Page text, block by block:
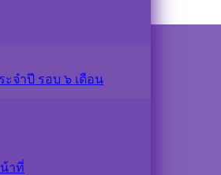
าที่
จำปี รอบ ๖ เดือน